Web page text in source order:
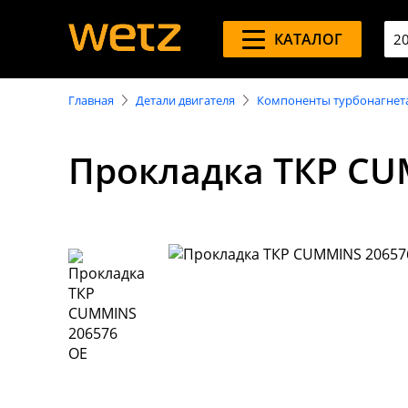
КАТАЛОГ
Главная Детали двигателя Компоненты
Прокладка ТКР